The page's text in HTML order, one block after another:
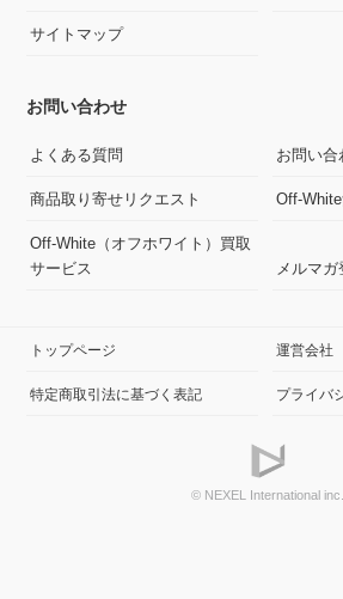
サイトマップ
お問い合わせ
よくある質問 お問い合
商品取り寄せリクエスト Off-
Off-White（オフホワイト）買取
サービス
メルマガ
トップページ 運営会社
特定商取引法に基づく表記 プライバ
© NEXEL International inc.